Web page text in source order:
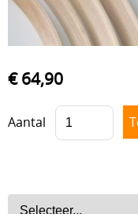
Drumstokken
Percussie
Uitverkoop
€ 64,90
Aantal